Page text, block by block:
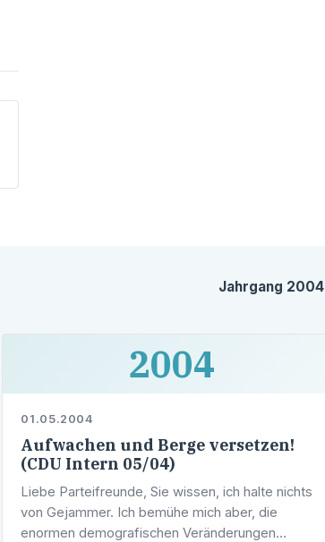
Jahrgang 2004
2004
01.05.2004
Aufwachen und Berge versetzen!
(CDU Intern 05/04)
Liebe Parteifreunde, Sie wissen, ich halte nichts
von Gejammer. Ich bemühe mich aber, die
enormen demografischen Veränderungen